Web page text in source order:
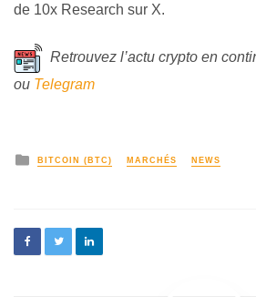
de 10x Research sur X.
Retrouvez l’actu crypto en
ou Telegram
BITCOIN (BTC) MARCHÉS NEWS